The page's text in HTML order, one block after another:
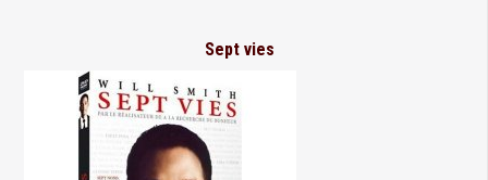
Sept vies